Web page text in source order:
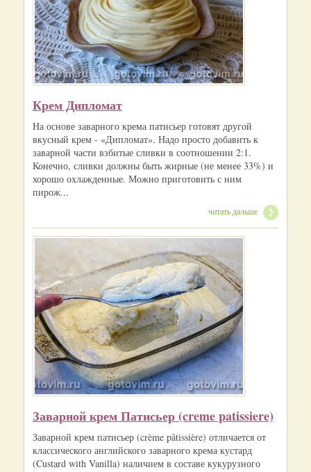
Крем Дипломат
На основе заварного крема патисьер готовят другой
вкусный крем - «Дипломат». Надо просто добавить к
заварной части взбитые сливки в соотношении 2:1.
Конечно, сливки должны быть жирные (не менее 33%) и
хорошо охлажденные. Можно приготовить с ним
пирож...
читать дальше
Заварной крем Патисьер (creme patissiere)
Заварной крем патисьер (crème pâtissière) отличается от
классического английского заварного крема кустард
(Custard with Vanilla) наличием в составе кукурузного